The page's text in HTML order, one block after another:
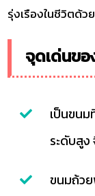
รุ่งเรืองในชีวิตด้ว
จุดเด่นข
เป็นขนม
ระดับสูง
ขนมถ้ว